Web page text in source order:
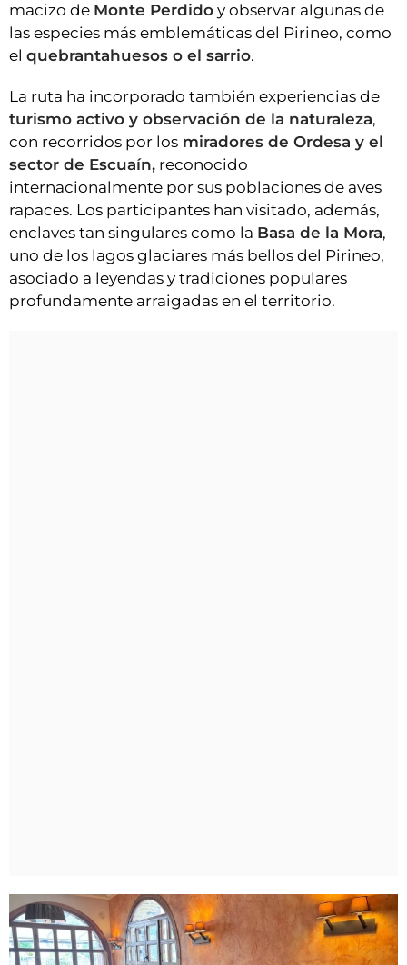
macizo de Monte Perdido y observar algunas de
las especies más emblemáticas del Pirineo, como
el quebrantahuesos o el sarrio.
La ruta ha incorporado también experiencias de
turismo activo y observación de la naturaleza,
con recorridos por los miradores de Ordesa y el
sector de Escuaín, reconocido
internacionalmente por sus poblaciones de aves
rapaces. Los participantes han visitado, además,
enclaves tan singulares como la Basa de la Mora,
uno de los lagos glaciares más bellos del Pirineo,
asociado a leyendas y tradiciones populares
profundamente arraigadas en el territorio.